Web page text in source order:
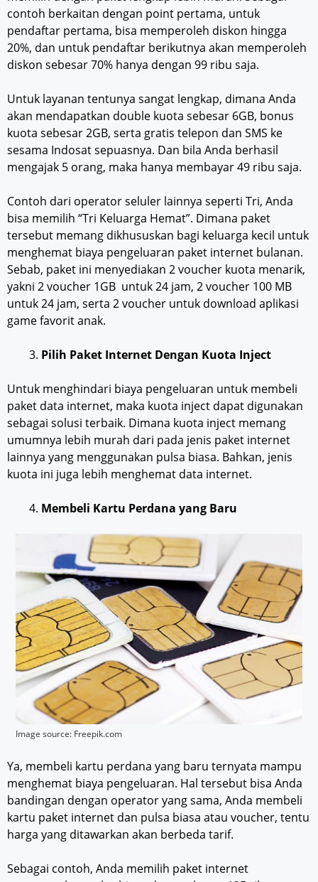
contoh berkaitan dengan point pertama, untuk
pendaftar pertama, bisa memperoleh diskon hingga
20%, dan untuk pendaftar berikutnya akan memperoleh
diskon sebesar 70% hanya dengan 99 ribu saja.
Untuk layanan tentunya sangat lengkap, dimana Anda
akan mendapatkan double kuota sebesar 6GB, bonus
kuota sebesar 2GB, serta gratis telepon dan SMS ke
sesama Indosat sepuasnya. Dan bila Anda berhasil
mengajak 5 orang, maka hanya membayar 49 ribu saja.
Contoh dari operator seluler lainnya seperti Tri, Anda
bisa memilih “Tri Keluarga Hemat”. Dimana paket
tersebut memang dikhususkan bagi keluarga kecil untuk
menghemat biaya pengeluaran paket internet bulanan.
Sebab, paket ini menyediakan 2 voucher kuota menarik,
yakni 2 voucher 1GB untuk 24 jam, 2 voucher 100 MB
untuk 24 jam, serta 2 voucher untuk download aplikasi
game favorit anak.
Pilih Paket Internet Dengan Kuota Inject
Untuk menghindari biaya pengeluaran untuk membeli
paket data internet, maka kuota inject dapat digunakan
sebagai solusi terbaik. Dimana kuota inject memang
umumnya lebih murah dari pada jenis paket internet
lainnya yang menggunakan pulsa biasa. Bahkan, jenis
kuota ini juga lebih menghemat data internet.
Membeli Kartu Perdana yang Baru
Image source: Freepik.com
Ya, membeli kartu perdana yang baru ternyata mampu
menghemat biaya pengeluaran. Hal tersebut bisa Anda
bandingan dengan operator yang sama, Anda membeli
kartu paket internet dan pulsa biasa atau voucher, tentu
harga yang ditawarkan akan berbeda tarif.
Sebagai contoh, Anda memilih paket internet